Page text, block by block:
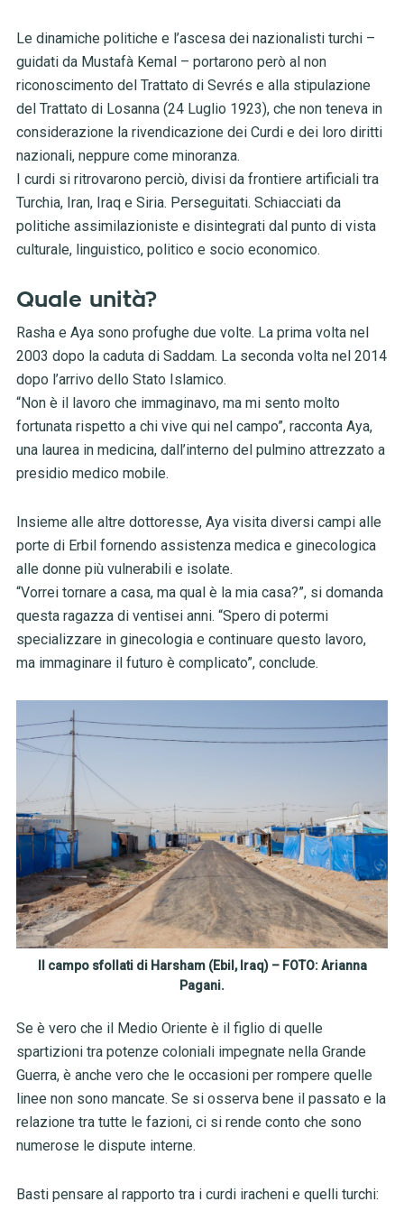
Le dinamiche politiche e l’ascesa dei nazionalisti turchi –
guidati da Mustafà Kemal – portarono però al non
riconoscimento del Trattato di Sevrés e alla stipulazione
del Trattato di Losanna (24 Luglio 1923), che non teneva in
considerazione la rivendicazione dei Curdi e dei loro diritti
nazionali, neppure come minoranza.
I curdi si ritrovarono perciò, divisi da frontiere artificiali tra
Turchia, Iran, Iraq e Siria. Perseguitati. Schiacciati da
politiche assimilazioniste e disintegrati dal punto di vista
culturale, linguistico, politico e socio economico.
Quale unità?
Rasha e Aya sono profughe due volte. La prima volta nel
2003 dopo la caduta di Saddam. La seconda volta nel 2014
dopo l’arrivo dello Stato Islamico.
“Non è il lavoro che immaginavo, ma mi sento molto
fortunata rispetto a chi vive qui nel campo”, racconta Aya,
una laurea in medicina, dall’interno del pulmino attrezzato a
presidio medico mobile.
Insieme alle altre dottoresse, Aya visita diversi campi alle
porte di Erbil fornendo assistenza medica e ginecologica
alle donne più vulnerabili e isolate.
“Vorrei tornare a casa, ma qual è la mia casa?”, si domanda
questa ragazza di ventisei anni. “Spero di potermi
specializzare in ginecologia e continuare questo lavoro,
ma immaginare il futuro è complicato”, conclude.
Il campo sfollati di Harsham (Ebil, Iraq) – FOTO: Arianna
Pagani.
Se è vero che il Medio Oriente è il figlio di quelle
spartizioni tra potenze coloniali impegnate nella Grande
Guerra, è anche vero che le occasioni per rompere quelle
linee non sono mancate. Se si osserva bene il passato e la
relazione tra tutte le fazioni, ci si rende conto che sono
numerose le dispute interne.
Basti pensare al rapporto tra i curdi iracheni e quelli turchi: